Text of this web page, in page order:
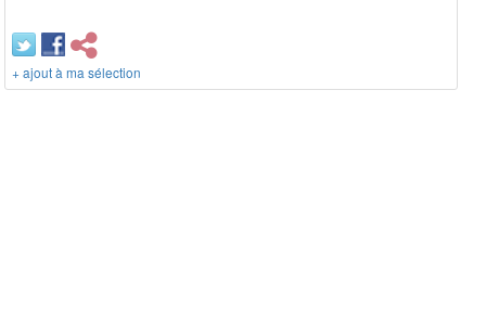
+ ajout à ma sélection